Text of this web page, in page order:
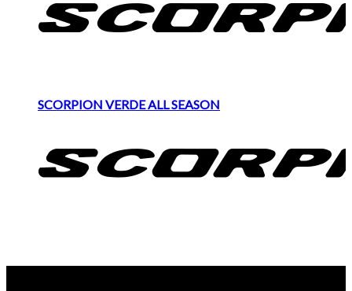
SCORPION VERDE ALL SEASON